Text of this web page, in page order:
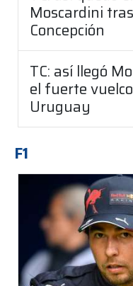
Moscardini
Concepción
TC: así llegó
el fuerte
Uruguay
F1